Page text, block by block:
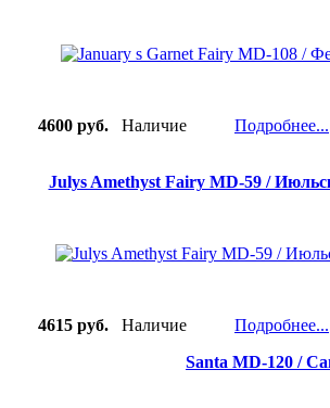
4600 руб. Наличие Подробнее...
Julys Amethyst Fairy MD-59 /
4615 руб. Наличие
Подробнее...
Santa MD-120 /